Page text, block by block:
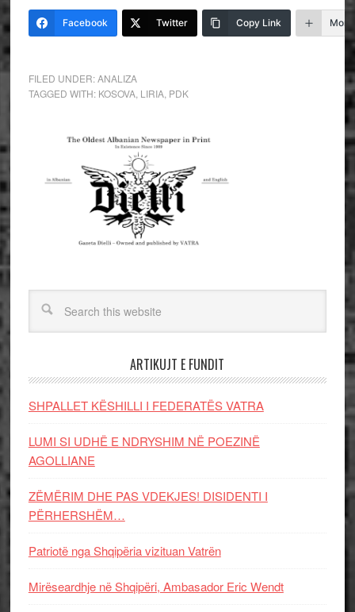
Facebook Twitter Copy Link More
FILED UNDER:ANALIZA
TAGGED WITH: KOSOVA, LIRIA, PDK
ARTIKUJT E FUNDIT
SHPALLET KËSHILLI I FEDERATËS VATRA
LUMI SI UDHË E NDRYSHIM NË POEZINË
AGOLLIANE
ZËMËRIM DHE PAS VDEKJES! DISIDENTI I
PËRHERSHËM…
Patriotë nga Shqipëria vizituan Vatrën
Mirëseardhje në Shqipëri, Ambasador Eric Wendt